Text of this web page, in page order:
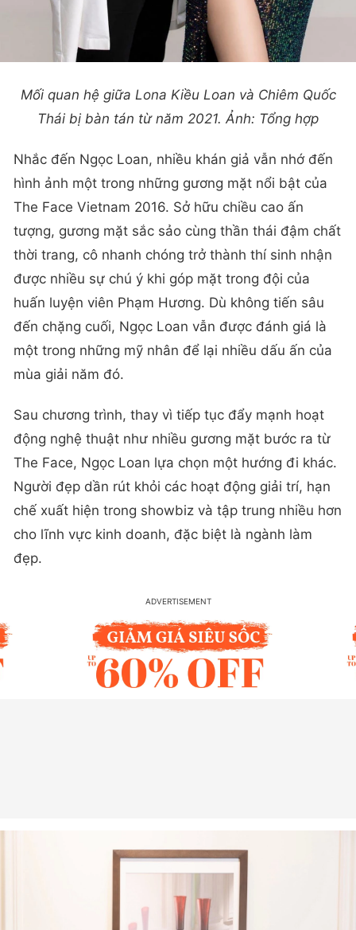
Mối quan hệ giữa Lona Kiều Loan và Chiêm Quốc
Thái bị bàn tán từ năm 2021. Ảnh: Tổng hợp
Nhắc đến Ngọc Loan, nhiều khán giả vẫn nhớ đến
hình ảnh một trong những gương mặt nổi bật của
The Face Vietnam 2016. Sở hữu chiều cao ấn
tượng, gương mặt sắc sảo cùng thần thái đậm chất
thời trang, cô nhanh chóng trở thành thí sinh nhận
được nhiều sự chú ý khi góp mặt trong đội của
huấn luyện viên Phạm Hương. Dù không tiến sâu
đến chặng cuối, Ngọc Loan vẫn được đánh giá là
một trong những mỹ nhân để lại nhiều dấu ấn của
mùa giải năm đó.
Sau chương trình, thay vì tiếp tục đẩy mạnh hoạt
động nghệ thuật như nhiều gương mặt bước ra từ
The Face, Ngọc Loan lựa chọn một hướng đi khác.
Người đẹp dần rút khỏi các hoạt động giải trí, hạn
chế xuất hiện trong showbiz và tập trung nhiều hơn
cho lĩnh vực kinh doanh, đặc biệt là ngành làm
đẹp.